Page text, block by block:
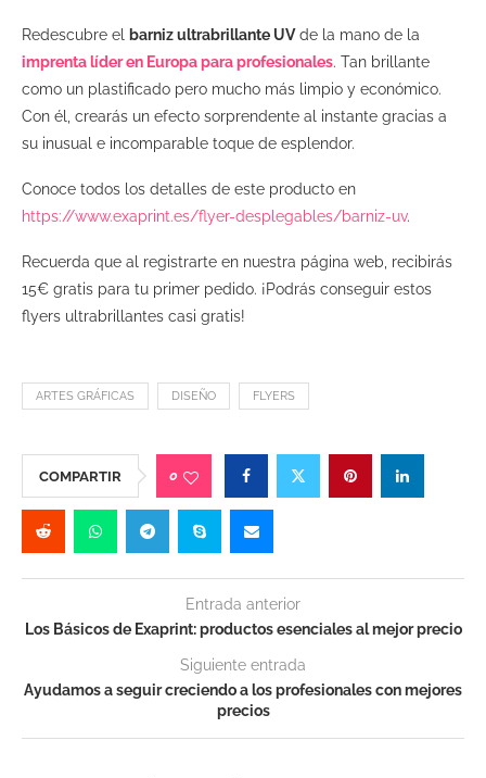
Redescubre el barniz ultrabrillante UVde la mano de la
imprenta líder en Europa para profesionales. Tan brillante
como un plastificado pero mucho más limpio y económico.
Con él, crearás un efecto sorprendente al instante gracias a
su inusual e incomparable toque de esplendor.
Conoce todos los detalles de este producto en
https://www.exaprint.es/flyer-desplegables/barniz-uv.
Recuerda que al registrarte en nuestra página web, recibirás
15€ gratis para tu primer pedido. ¡Podrás conseguir estos
flyers ultrabrillantes casi gratis!
ARTES GRÁFICAS DISEÑO FLYERS
COMPARTIR 0
Entrada anterior
Los Básicos de Exaprint: productos esenciales al mejor precio
Siguiente entrada
Ayudamos a seguir creciendo a los profesionales con mejores
precios